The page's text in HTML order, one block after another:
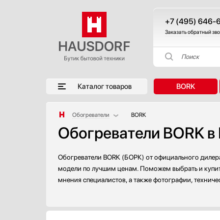
+7 (495) 646-
Заказать обратный
Поиск
Каталог товаров BORK
Обогреватели
Аксессуары
Аксессуары и принадлежности
Акустические системы
Аромастанции
Барбекю
BORK
Обогреватели BORK
Обогреватели BORK (БОРК) от официального
модели по лучшим ценам. Поможем выбрать и
мнения специалистов, а также фотографии,